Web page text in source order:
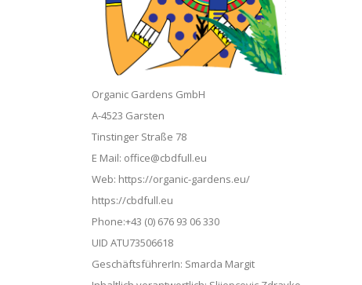
Organic Gardens GmbH
A-4523 Garsten
Tinstinger Straße 78
E Mail: office@cbdfull.eu
Web: https://organic-gardens.eu/
https://cbdfull.eu
Phone:+43 (0) 676 93 06 330
UID ATU73506618
GeschäftsführerIn: Smarda Margit